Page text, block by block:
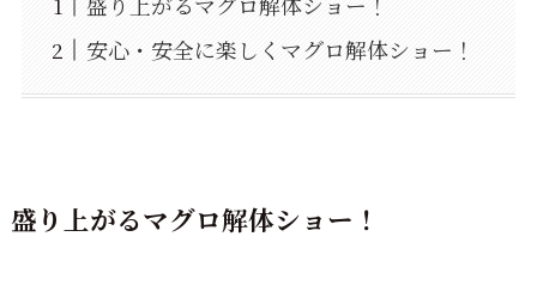
安心・安全に楽しくマグロ解体ショー！
盛り上がるマグロ解体ショー！